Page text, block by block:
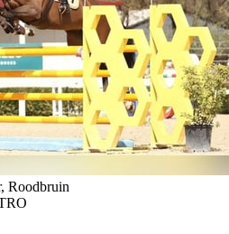
Roodbruin